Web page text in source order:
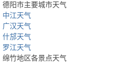
德阳市主要城市天气
中江天气
广汉天气
什邡天气
罗江天气
绵竹地区各景点天气